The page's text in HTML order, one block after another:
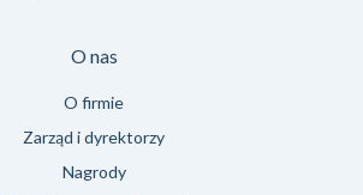
O nas
O firmie
Zarząd i dyrektorzy
Nagrody